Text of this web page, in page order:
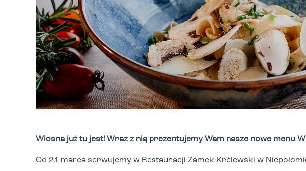
Wiosna już tu jest! Wraz z nią prezentujemy Wam nasze nowe menu
Od 21 marca serwujemy w Restauracji Zamek Królewski w